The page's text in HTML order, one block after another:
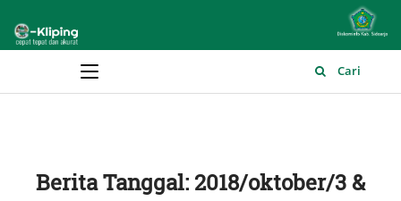
Main Menu Cari
Berita Tanggal: 2018/oktober/3 &